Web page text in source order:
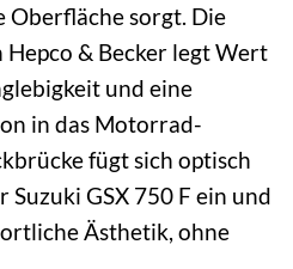
Oberfläche sorgt. Die
& Becker legt Wert
und eine
in das Motorrad-
fügt sich optisch
Suzuki GSX 750 F ein und
Ästhetik, ohne